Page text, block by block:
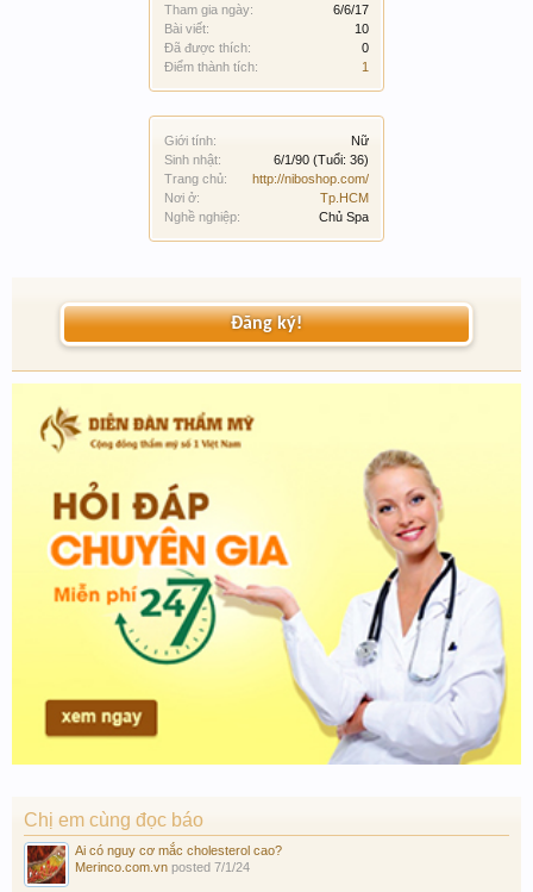
Tham gia ngày:
6/6/17
Bài viết:
10
Đã được thích:
0
Điểm thành tích:
1
Giới tính:
Nữ
Sinh nhật:
6/1/90 (Tuổi: 36)
Trang chủ:
http://niboshop.com/
Nơi ở:
Tp.HCM
Nghề nghiệp:
Chủ Spa
Đăng ký!
Chị em cùng đọc báo
Ai có nguy cơ mắc cholesterol cao?
Merinco.com.vn posted 7/1/24